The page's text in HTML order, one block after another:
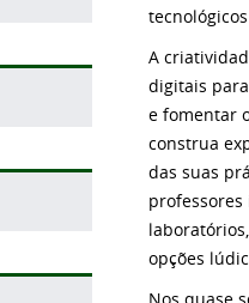
A
digitais
e fomentar
construa
das suas
opções